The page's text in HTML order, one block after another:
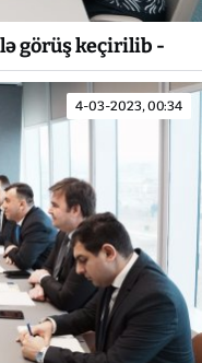
görüş keçirilib -
4-03-2023, 00:34